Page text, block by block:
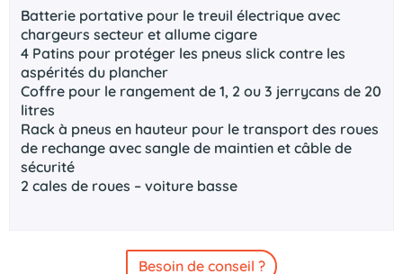
Batterie portative pour le treuil électrique avec
chargeurs secteur et allume cigare
4 Patins pour protéger les pneus slick contre les
aspérités du plancher
Coffre pour le rangement de 1, 2 ou 3 jerrycans de 20
litres
Rack à pneus en hauteur pour le transport des roues
de rechange avec sangle de maintien et câble de
sécurité
2 cales de roues – voiture basse
Besoin de conseil ?